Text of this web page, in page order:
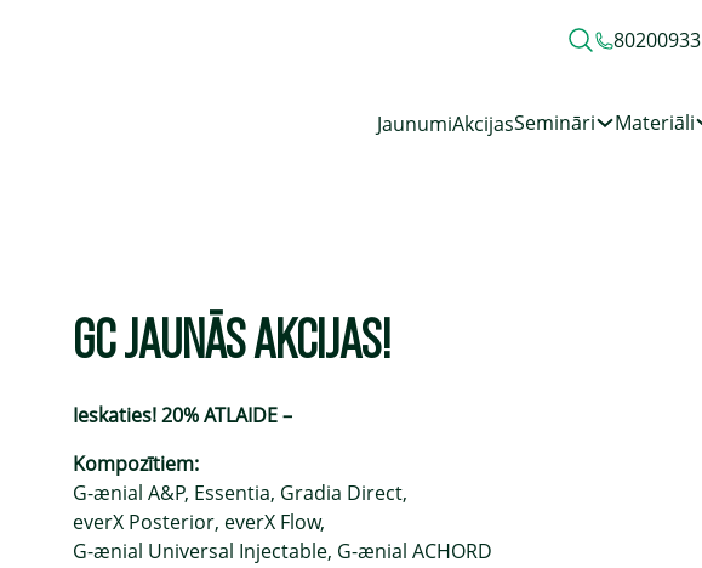
80200933
JaunumiAkcijasSemināri Materiāli
GC JAUNĀS AKCIJAS!
Ieskaties! 20% ATLAIDE –
Kompozītiem:
G-ænial A&P, Essentia, Gradia Direct,
everX Posterior, everX Flow,
G-ænial Universal Injectable, G-ænial ACHORD